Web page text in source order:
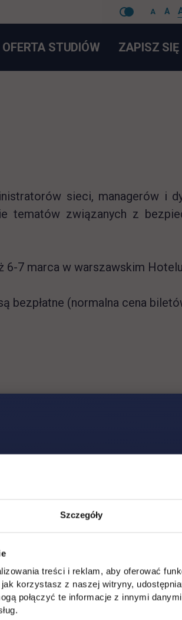
Szczegóły
treści i reklam, aby oferować
korzystasz z naszej witryny,
połączyć te informacje z innymi
A A
nawigacje
OFERTA STUDIÓW ZAPISZ SIĘ
sieci, managerów i
tematów związanych z
6-7 marca w warszawskim
bezpłatne (normalna cena
się w nowej karcie